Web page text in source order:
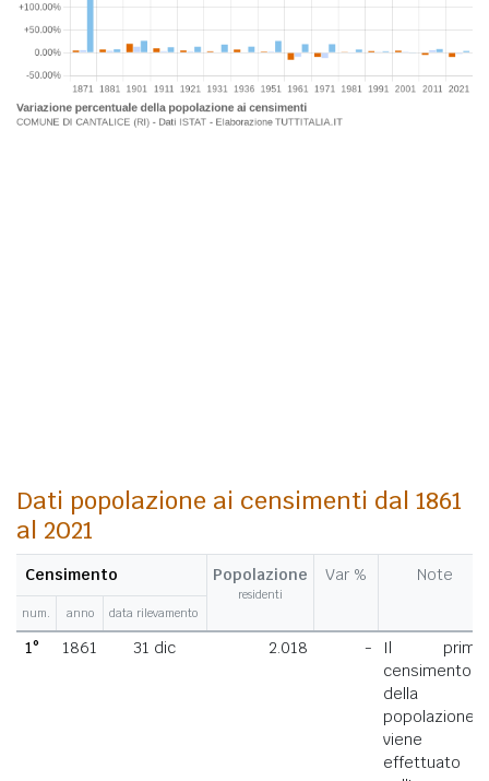
Dati popolazione ai censimenti dal 1861
al 2021
Censimento Popolazione
residenti
Var % Note
num. anno data rilevamento
1° 1861 31 dic 2.018 -
Il primo
censimento
della
popolazione
viene
effettuato